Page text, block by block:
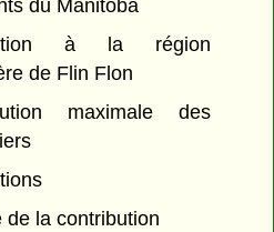
du Manitoba
à la région
de Flin Flon
maximale des
de la contribution